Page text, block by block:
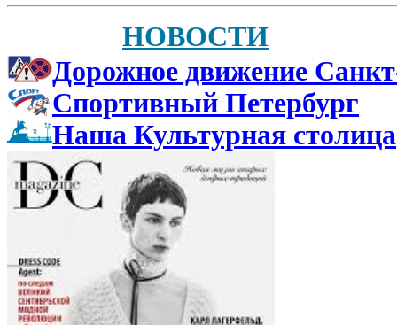
НОВОСТИ
Дорожное движение
Спортивный Петербург
Наша Культурная столица